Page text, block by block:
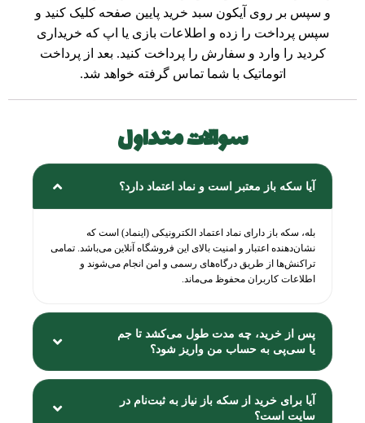
و سپس بر روی آیکون سبد خرید پایین صفحه کلیک کنید و
سپس پرداخت را زده و اطلاعات بازی یا اپ که خریداری
کردید را وارد و سفارش را پرداخت کنید. بعد از پرداخت
اتوماتیک با شما تماس گرفته خواهد شد.
سوالات متداول
آیا سکه باز معتبر است و نماد اعتماد دارد؟
بله، سکه باز دارای نماد اعتماد الکترونیکی (اینماد) است که
نشان‌دهنده اعتبار و امنیت بالای این فروشگاه آنلاین می‌باشد. تمامی
تراکنش‌ها از طریق درگاه‌های رسمی و امن انجام می‌شوند و
اطلاعات کاربران محفوظ می‌ماند.
پس از خرید، چه مدت طول می‌کشد تا جم
یا سی‌پی به حساب من واریز شود؟
آیا برای خرید از سکه باز نیاز به ثبت‌نام در
سایت است؟